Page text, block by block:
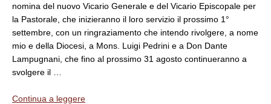
nomina del nuovo Vicario Generale e del Vicario Episcopale per
la Pastorale, che inizieranno il loro servizio il prossimo 1°
settembre, con un ringraziamento che intendo rivolgere, a nome
mio e della Diocesi, a Mons. Luigi Pedrini e a Don Dante
Lampugnani, che fino al prossimo 31 agosto continueranno a
svolgere il …
Continua a leggere